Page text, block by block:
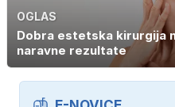
OGLAS
Dobra estetska kirurgija
naravne rezultate